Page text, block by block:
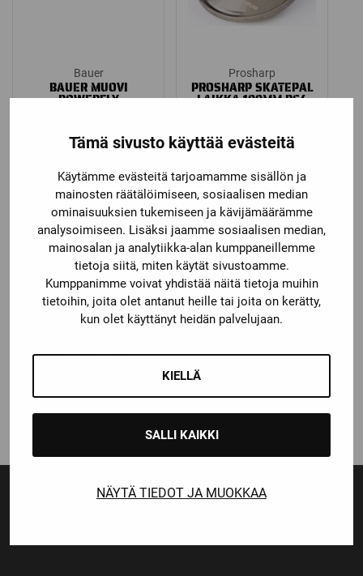
Tämä sivusto käyttää evästeitä
Käytämme evästeitä tarjoamamme sisällön ja
mainosten räätälöimiseen, sosiaalisen median
ominaisuuksien tukemiseen ja kävijämäärämme
analysoimiseen. Lisäksi jaamme sosiaalisen median,
mainosalan ja analytiikka-alan kumppaneillemme
tietoja siitä, miten käytät sivustoamme.
Kumppanimme voivat yhdistää näitä tietoja muihin
tietoihin, joita olet antanut heille tai joita on kerätty,
kun olet käyttänyt heidän palvelujaan.
KIELLÄ
SALLI KAIKKI
NÄYTÄ TIEDOT JA MUOKKAA
Bauer
BAUER MUOVI
POWERFLY
range:
through
59,90 €
Prosharp
PROSHARP SKATEPAL
LAIKKA 100MM B64
PROSHARP LAIKKA
44,90€